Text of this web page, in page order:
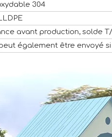
304
avant production, solde
également être envoyé